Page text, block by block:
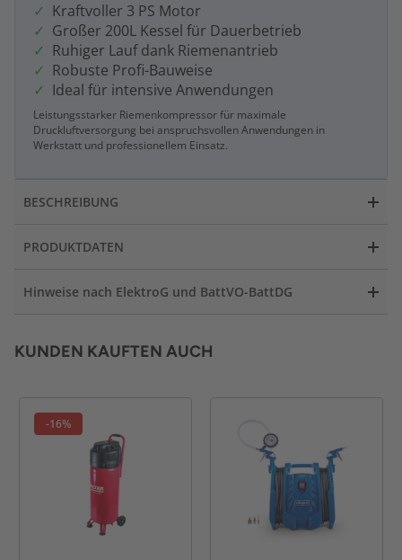
Kraftvoller 3 PS Motor
Großer 200L Kessel für Dauerbetrieb
Ruhiger Lauf dank Riemenantrieb
Robuste Profi-Bauweise
Ideal für intensive Anwendungen
Leistungsstarker Riemenkompressor für maximale
Druckluftversorgung bei anspruchsvollen Anwendungen in
Werkstatt und professionellem Einsatz.
BESCHREIBUNG
PRODUKTDATEN
Hinweise nach ElektroG und BattVO-BattDG
KUNDEN KAUFTEN AUCH
-16%